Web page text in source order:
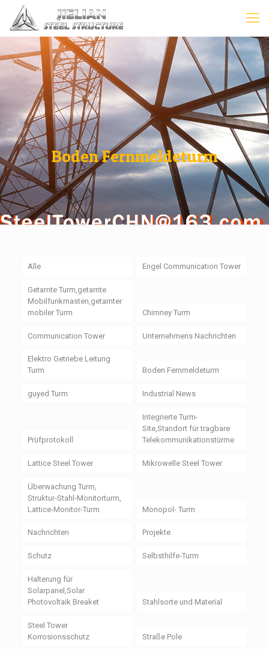
Boden Fernmeldeturm
Alle Engel Communication Tower
Getarnte Turm,getarnte
Mobilfunkmasten,getarnter
mobiler Turm
Chimney Turm
Communication Tower Unternehmens Nachrichten
Elektro Getriebe Leitung
Turm
Boden Fernmeldeturm
guyed Turm Industrial News
Prüfprotokoll
Integrierte Turm-
Site,Standort für tragbare
Telekommunikationstürme
Lattice Steel Tower Mikrowelle Steel Tower
Überwachung Turm,
Struktur-Stahl-Monitorturm,
Lattice-Monitor-Turm
Monopol- Turm
Nachrichten Projekte
Schutz Selbsthilfe-Turm
Halterung für
Solarpanel,Solar
Photovoltaik Breaket
Stahlsorte und Material
Steel Tower
Korrosionsschutz
Straße Pole